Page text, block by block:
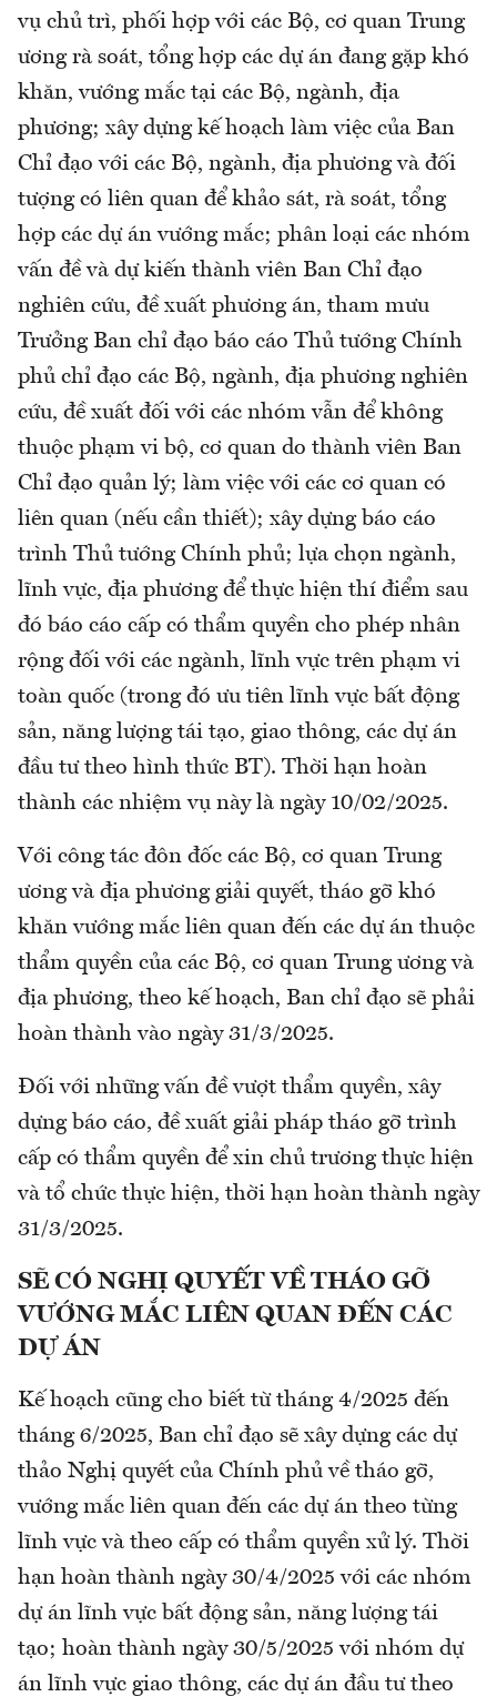
vụ chủ trì, phối hợp với các Bộ, cơ quan Trung
ương rà soát, tổng hợp các dự án đang gặp khó
khăn, vướng mắc tại các Bộ, ngành, địa
phương; xây dựng kế hoạch làm việc của Ban
Chỉ đạo với các Bộ, ngành, địa phương và đối
tượng có liên quan để khảo sát, rà soát, tổng
hợp các dự án vướng mắc; phân loại các nhóm
vấn đề và dự kiến thành viên Ban Chỉ đạo
nghiên cứu, đề xuất phương án, tham mưu
Trưởng Ban chỉ đạo báo cáo Thủ tướng Chính
phủ chỉ đạo các Bộ, ngành, địa phương nghiên
cứu, đề xuất đối với các nhóm vẫn để không
thuộc phạm vi bộ, cơ quan do thành viên Ban
Chỉ đạo quản lý; làm việc với các cơ quan có
liên quan (nếu cần thiết); xây dựng báo cáo
trình Thủ tướng Chính phủ; lựa chọn ngành,
lĩnh vực, địa phương để thực hiện thí điểm sau
đó báo cáo cấp có thẩm quyền cho phép nhân
rộng đối với các ngành, lĩnh vực trên phạm vi
toàn quốc (trong đó ưu tiên lĩnh vực bất động
sản, năng lượng tái tạo, giao thông, các dự án
đầu tư theo hình thức BT). Thời hạn hoàn
thành các nhiệm vụ này là ngày 10/02/2025.
Với công tác đôn đốc các Bộ, cơ quan Trung
ương và địa phương giải quyết, tháo gỡ khó
khăn vướng mắc liên quan đến các dự án thuộc
thẩm quyền của các Bộ, cơ quan Trung ương và
địa phương, theo kế hoạch, Ban chỉ đạo sẽ phải
hoàn thành vào ngày 31/3/2025.
Đối với những vấn đề vượt thẩm quyền, xây
dựng báo cáo, đề xuất giải pháp tháo gỡ trình
cấp có thẩm quyền để xin chủ trương thực hiện
và tổ chức thực hiện, thời hạn hoàn thành ngày
31/3/2025.
SẼ CÓ NGHỊ QUYẾT VỀ THÁO GỠ
VƯỚNG MẮC LIÊN QUAN ĐẾN CÁC
DỰ ÁN
Kế hoạch cũng cho biết từ tháng 4/2025 đến
tháng 6/2025, Ban chỉ đạo sẽ xây dựng các dự
thảo Nghị quyết của Chính phủ về tháo gỡ,
vướng mắc liên quan đến các dự án theo từng
lĩnh vực và theo cấp có thẩm quyền xử lý. Thời
hạn hoàn thành ngày 30/4/2025 với các nhóm
dự án lĩnh vực bất động sản, năng lượng tái
tạo; hoàn thành ngày 30/5/2025 với nhóm dự
án lĩnh vực giao thông, các dự án đầu tư theo